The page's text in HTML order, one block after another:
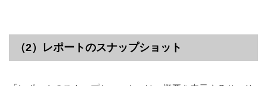
（2）レポートのスナップショット